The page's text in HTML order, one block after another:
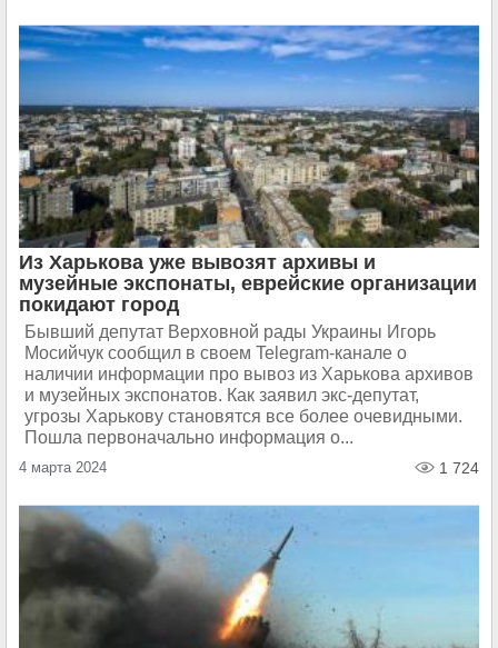
Из Харькова уже вывозят архивы и
музейные экспонаты, еврейские организации
покидают город
Бывший депутат Верховной рады Украины Игорь
Мосийчук сообщил в своем Telegram-канале о
наличии информации про вывоз из Харькова архивов
и музейных экспонатов. Как заявил экс-депутат,
угрозы Харькову становятся все более очевидными.
Пошла первоначально информация о...
4 марта 2024 1 724